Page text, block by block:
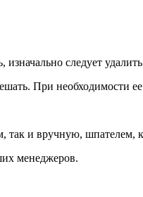
следует
При необходимости
так и вручную, шпателем,
менеджеров.